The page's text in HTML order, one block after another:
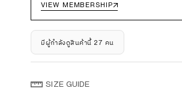
VIEW MEMBERSHIP↗
มีผู้กำลังดูสินค้านี้ 27 คน
SIZE GUIDE